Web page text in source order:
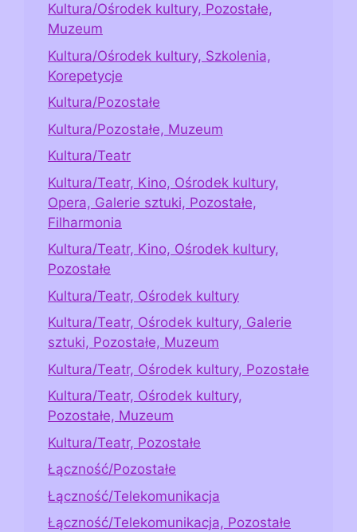
Kultura/Ośrodek kultury, Pozostałe,
Muzeum
Kultura/Ośrodek kultury, Szkolenia,
Korepetycje
Kultura/Pozostałe
Kultura/Pozostałe, Muzeum
Kultura/Teatr
Kultura/Teatr, Kino, Ośrodek kultury,
Opera, Galerie sztuki, Pozostałe,
Filharmonia
Kultura/Teatr, Kino, Ośrodek kultury,
Pozostałe
Kultura/Teatr, Ośrodek kultury
Kultura/Teatr, Ośrodek kultury, Galerie
sztuki, Pozostałe, Muzeum
Kultura/Teatr, Ośrodek kultury, Pozostałe
Kultura/Teatr, Ośrodek kultury,
Pozostałe, Muzeum
Kultura/Teatr, Pozostałe
Łączność/Pozostałe
Łączność/Telekomunikacja
Łączność/Telekomunikacja, Pozostałe